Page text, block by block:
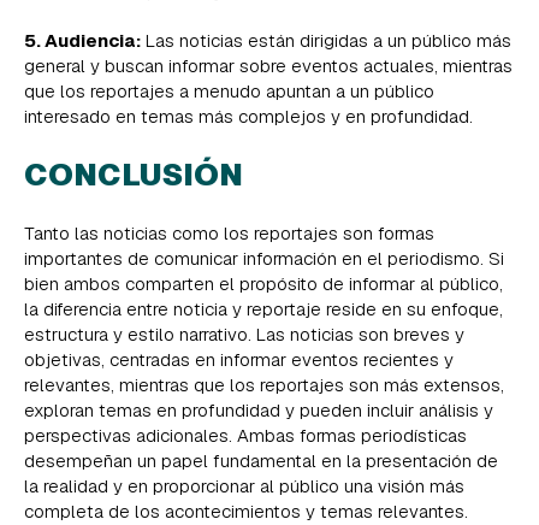
5. Audiencia: Las noticias están dirigidas a un público más
general y buscan informar sobre eventos actuales, mientras
que los reportajes a menudo apuntan a un público
interesado en temas más complejos y en profundidad.
CONCLUSIÓN
Tanto las noticias como los reportajes son formas
importantes de comunicar información en el periodismo. Si
bien ambos comparten el propósito de informar al público,
la diferencia entre noticia y reportaje reside en su enfoque,
estructura y estilo narrativo. Las noticias son breves y
objetivas, centradas en informar eventos recientes y
relevantes, mientras que los reportajes son más extensos,
exploran temas en profundidad y pueden incluir análisis y
perspectivas adicionales. Ambas formas periodísticas
desempeñan un papel fundamental en la presentación de
la realidad y en proporcionar al público una visión más
completa de los acontecimientos y temas relevantes.